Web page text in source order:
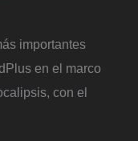
importantes
en el marco
con el